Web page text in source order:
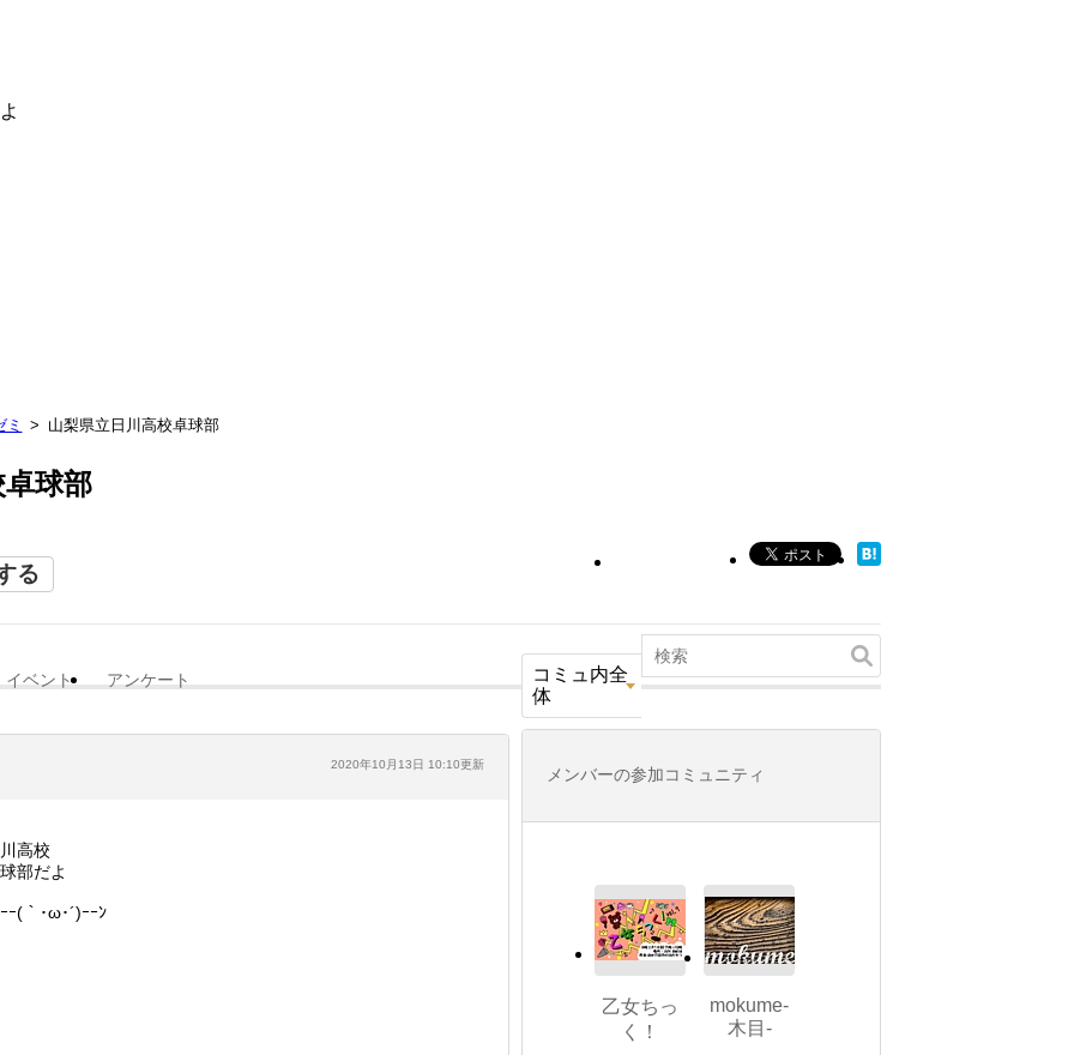
ミ 山梨県立日川高校卓球部
卓球部
る
イベント アンケート
コミュ内全
体
2020年10月13日 10:10更新
高校
部だよ
ｰ(｀･ω･´)ｰｰﾝ
メンバーの参加コミュニティ
乙女ちっ
く！
mokume-
木目-